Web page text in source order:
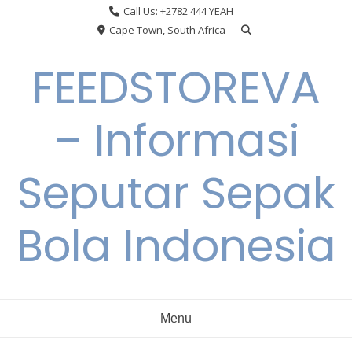
Call Us: +2782 444 YEAH
Cape Town, South Africa
FEEDSTOREVA
– Informasi
Seputar Sepak
Bola Indonesia
Menu